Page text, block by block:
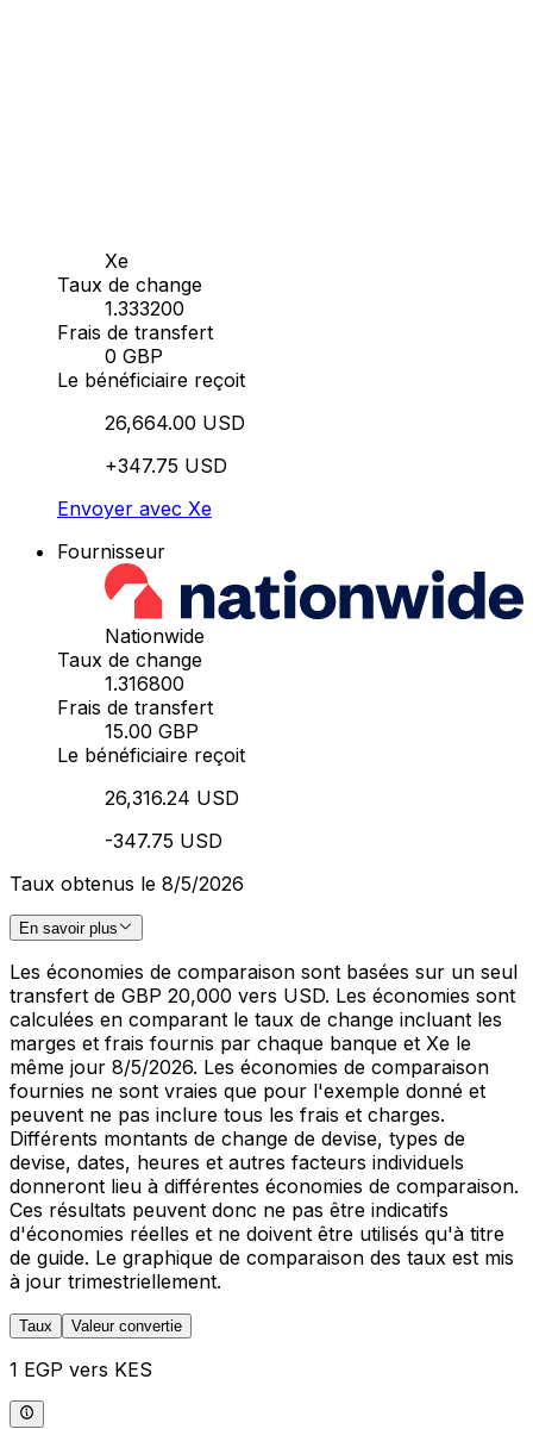
Xe
Taux de change
1.333200
Frais de transfert
0 GBP
Le bénéficiaire reçoit
26,664.00 USD
+347.75 USD
Envoyer avec Xe
Fournisseur
Nationwide
Taux de change
1.316800
Frais de transfert
15.00 GBP
Le bénéficiaire reçoit
26,316.24 USD
-347.75 USD
Taux obtenus le 8/5/2026
En savoir plus
Les économies de comparaison sont basées sur un seul
transfert de GBP 20,000 vers USD. Les économies sont
calculées en comparant le taux de change incluant les
marges et frais fournis par chaque banque et Xe le
même jour 8/5/2026. Les économies de comparaison
fournies ne sont vraies que pour l'exemple donné et
peuvent ne pas inclure tous les frais et charges.
Différents montants de change de devise, types de
devise, dates, heures et autres facteurs individuels
donneront lieu à différentes économies de comparaison.
Ces résultats peuvent donc ne pas être indicatifs
d'économies réelles et ne doivent être utilisés qu'à titre
de guide. Le graphique de comparaison des taux est mis
à jour trimestriellement.
Taux Valeur convertie
1 EGP vers KES